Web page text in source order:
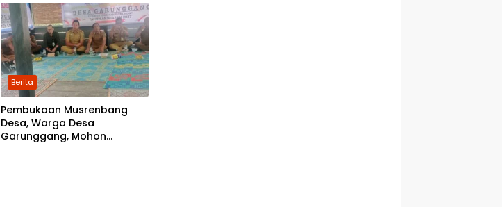
Diperhatikan Pemerintah
Kabupaten Langkat
Berita
Pembukaan Musrenbang
Desa, Warga Desa
Garunggang, Mohon